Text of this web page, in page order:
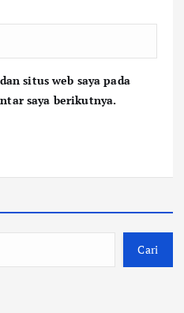
situs web saya pada
saya berikutnya.
Cari